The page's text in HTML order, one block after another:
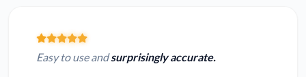
Easy to use andsurprisingly accurate.